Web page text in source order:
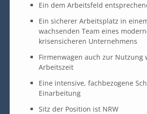
Ein dem Arbeitsfeld
Ein sicherer Arbeitsplatz in
wachsenden Team eines
krisensicheren Unternehmens
Firmenwagen auch zur Nutzung
Arbeitszeit
Eine intensive, fachbezogene
Einarbeitung
Sitz der Position ist NRW